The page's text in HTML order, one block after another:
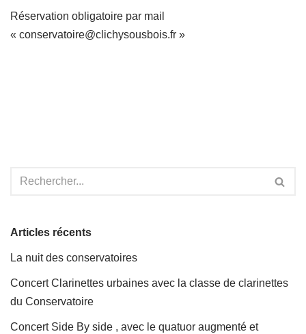
Réservation obligatoire par mail
« conservatoire@clichysousbois.fr »
Articles récents
La nuit des conservatoires
Concert Clarinettes urbaines avec la classe de clarinettes
du Conservatoire
Concert Side By side , avec le quatuor augmenté et